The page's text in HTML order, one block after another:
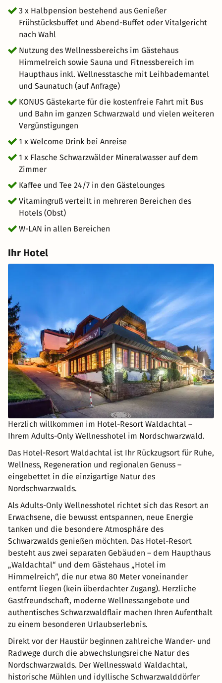
Nach Ihren Ausflügen können Sie im Wellnessbereich mit
Schwimmbad, Sauna und Ruhezonen entspannen und
sich am Abend mit regionaler Küche verwöhnen lassen.
Der nahe gelegene Wellnesswald Waldachtal sowie die
vielfältigen Freizeitmöglichkeiten der Region machen
Ihren Aufenthalt zu einer abwechslungsreichen Auszeit
im Schwarzwald. Mit der KONUS-Gästekarte können Sie
den Schwarzwald nachhaltig und kostenfrei mit Bus und
Bahn entdecken.
3 x Halbpension bestehend aus Genießer
Frühstücksbuffet und Abend-Buffet oder Vitalgericht
nach Wahl
Nutzung des Wellnessbereichs im Gästehaus
Himmelreich sowie Sauna und Fitnessbereich im
Haupthaus inkl. Wellnesstasche mit Leihbademantel
und Saunatuch (auf Anfrage)
KONUS Gästekarte für die kostenfreie Fahrt mit Bus
und Bahn im ganzen Schwarzwald und vielen weiteren
Vergünstigungen
1 x Welcome Drink bei Anreise
1 x Flasche Schwarzwälder Mineralwasser auf dem
Zimmer
Kaffee und Tee 24/7 in den Gästelounges
Vitamingruß verteilt in mehreren Bereichen des
Hotels (Obst)
W-LAN in allen Bereichen
Ihr Hotel
Herzlich willkommen im Hotel-Resort Waldachtal –
Ihrem Adults-Only Wellnesshotel im Nordschwarzwald.
Das Hotel-Resort Waldachtal ist Ihr Rückzugsort für Ruhe,
Wellness, Regeneration und regionalen Genuss –
eingebettet in die einzigartige Natur des
Nordschwarzwalds.
Als Adults-Only Wellnesshotel richtet sich das Resort an
Erwachsene, die bewusst entspannen, neue Energie
tanken und die besondere Atmosphäre des
Schwarzwalds genießen möchten. Das Hotel-Resort
besteht aus zwei separaten Gebäuden – dem Haupthaus
„Waldachtal“ und dem Gästehaus „Hotel im
Himmelreich“, die nur etwa 80 Meter voneinander
entfernt liegen (kein überdachter Zugang). Herzliche
Gastfreundschaft, moderne Wellnessangebote und
authentisches Schwarzwaldflair machen Ihren Aufenthalt
zu einem besonderen Urlaubserlebnis.
Direkt vor der Haustür beginnen zahlreiche Wander- und
Radwege durch die abwechslungsreiche Natur des
Nordschwarzwalds. Der Wellnesswald Waldachtal,
historische Mühlen und idyllische Schwarzwalddörfer